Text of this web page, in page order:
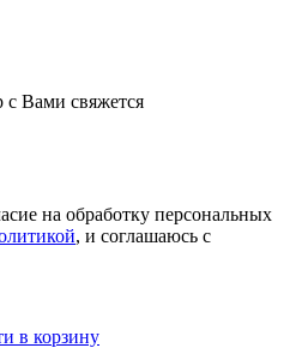
Вами свяжется
на обработку персональных
, и соглашаюсь с
в корзину